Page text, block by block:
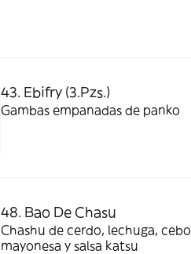
43. Ebifry (3.Pzs.)
Gambas empanadas de panko
48. Bao De Chasu
Chashu de cerdo, lechuga,
mayonesa y salsa katsu